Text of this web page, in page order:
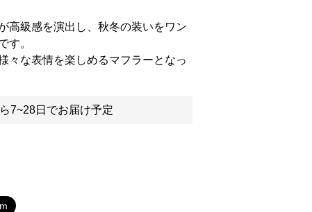
高級感を演出し、秋冬の装いをワン
す。
々な表情を楽しめるマフラーとなっ
7~28日でお届け予定